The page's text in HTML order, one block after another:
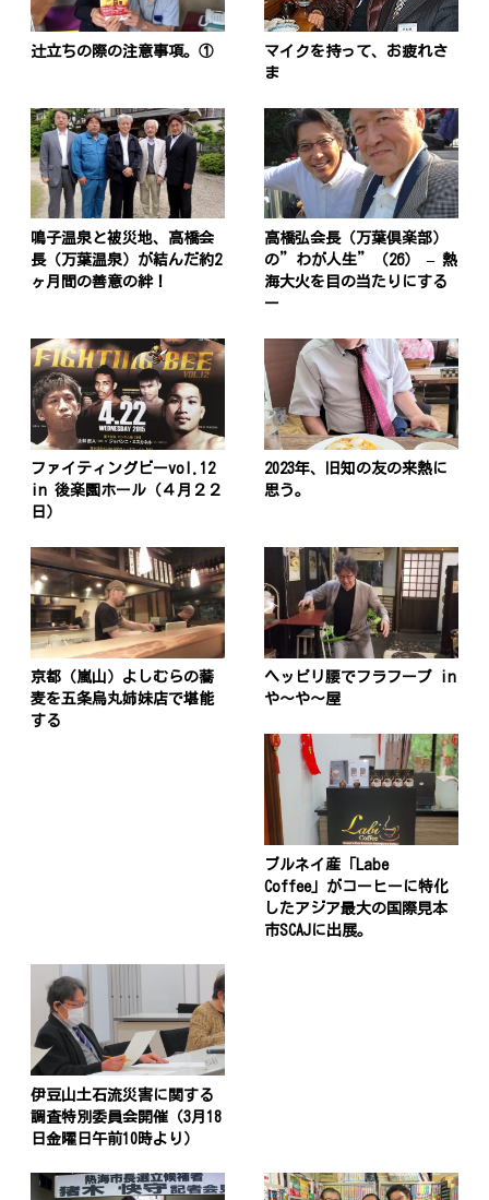
辻立ちの際の注意事項。①
マイクを持って、お疲れさ
ま
鳴子温泉と被災地、高橋会
長（万葉温泉）が結んだ約2
ヶ月間の善意の絆！
高橋弘会長（万葉倶楽部）
の”わが人生”（26） – 熱
海大火を目の当たりにする
ー
ファイティングビーvol.12
in 後楽園ホール（４月２２
日）
2023年、旧知の友の来熱に
思う。
京都（嵐山）よしむらの蕎
麦を五条烏丸姉妹店で堪能
する
ヘッピリ腰でフラフープ in
や〜や〜屋
ブルネイ産「Labe
Coffee」がコーヒーに特化
したアジア最大の国際見本
市SCAJに出展。
伊豆山土石流災害に関する
調査特別委員会開催（3月18
日金曜日午前10時より）